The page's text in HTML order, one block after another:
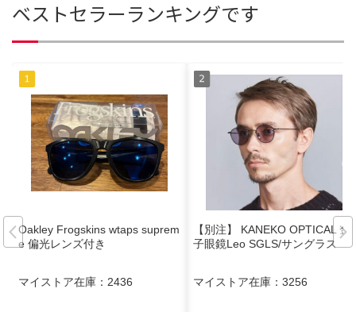
ベストセラーランキングです
Oakley Frogskins wtaps suprem
e 偏光レンズ付き
マイストア在庫： 2436
【別注】 KANEKO OPTICAL 金
子眼鏡Leo SGLS/サングラス
マイストア在庫： 3256